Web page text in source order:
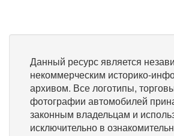
Данный ресурс является
некоммерческим историко-
архивом. Все логотипы,
фотографии автомобилей
законным владельцам и
исключительно в